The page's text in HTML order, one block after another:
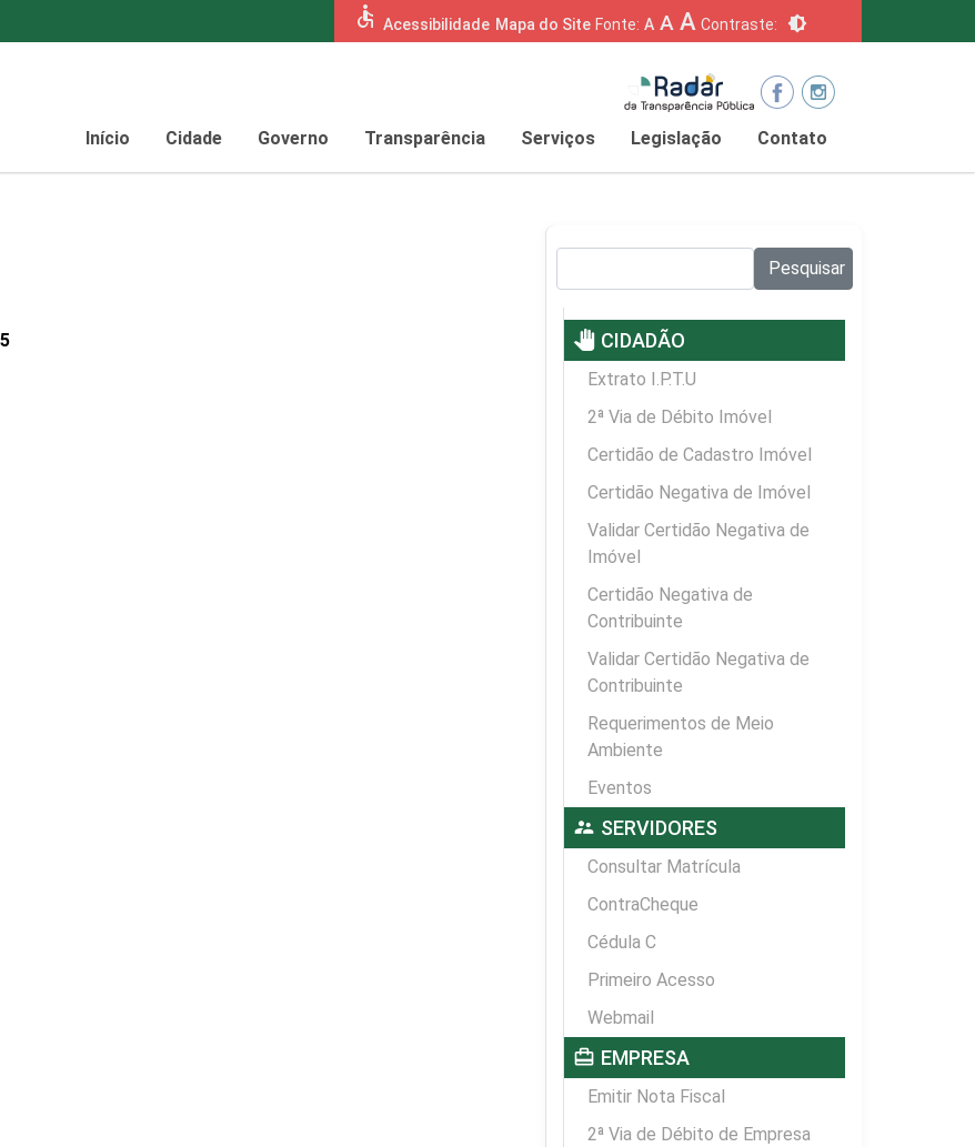
accessible Acessibilidade Mapa do Site Fonte: A A A Contraste: brightness_6
Início Cidade Governo Transparência Serviços Legislação Contato
Pesquisar
pan_tool CIDADÃO
Extrato I.P.T.U
2ª Via de Débito Imóvel
Certidão de Cadastro Imóvel
Certidão Negativa de Imóvel
Validar Certidão Negativa de
Imóvel
Certidão Negativa de
Contribuinte
Validar Certidão Negativa de
Contribuinte
Requerimentos de Meio
Ambiente
Eventos
supervisor_account SERVIDORES
Consultar Matrícula
ContraCheque
Cédula C
Primeiro Acesso
Webmail
card_travel EMPRESA
Emitir Nota Fiscal
2ª Via de Débito de Empresa